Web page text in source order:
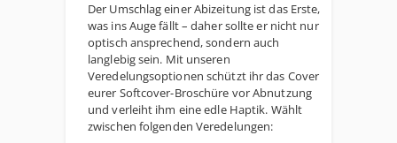
Der Umschlag einer Abizeitung ist das Erste,
was ins Auge fällt – daher sollte er nicht nur
optisch ansprechend, sondern auch
langlebig sein. Mit unseren
Veredelungsoptionen schützt ihr das Cover
eurer Softcover-Broschüre vor Abnutzung
und verleiht ihm eine edle Haptik. Wählt
zwischen folgenden Veredelungen: